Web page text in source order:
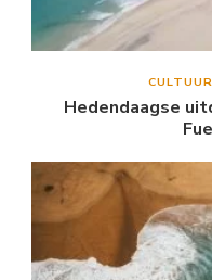
Hedendaagse